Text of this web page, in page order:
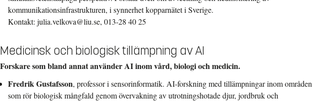
kommunikationsinfrastrukturen, i synnerhet kopparnätet i Sverige.
Kontakt: julia.velkova@liu.se, 013-28 40 25
Medicinsk och biologisk tillämpning av AI
Forskare som bland annat använder AI inom vård, biologi och medicin.
Fredrik Gustafsson, professor i sensorinformatik. AI-forskning med tillämpningar inom områden
som rör biologisk mångfald genom övervakning av utrotningshotade djur, jordbruk och